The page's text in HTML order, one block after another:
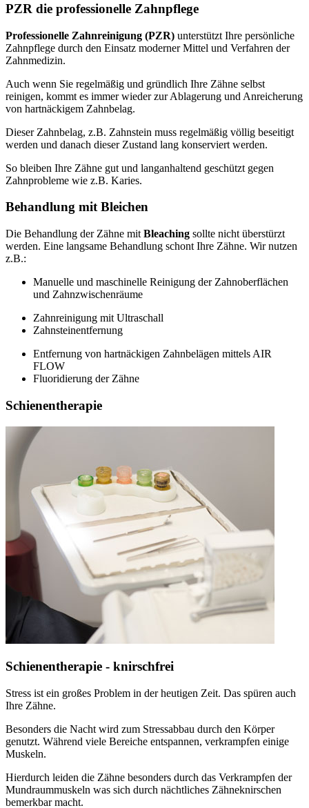
PZR die professionelle Zahnpflege
Professionelle Zahnreinigung (PZR) unterstützt Ihre persönliche
Zahnpflege durch den Einsatz moderner Mittel und Verfahren der
Zahnmedizin.
Auch wenn Sie regelmäßig und gründlich Ihre Zähne selbst
reinigen, kommt es immer wieder zur Ablagerung und Anreicherung
von hartnäckigem Zahnbelag.
Dieser Zahnbelag, z.B. Zahnstein muss regelmäßig völlig beseitigt
werden und danach dieser Zustand lang konserviert werden.
So bleiben Ihre Zähne gut und langanhaltend geschützt gegen
Zahnprobleme wie z.B. Karies.
Behandlung mit Bleichen
Die Behandlung der Zähne mit Bleaching sollte nicht überstürzt
werden. Eine langsame Behandlung schont Ihre Zähne. Wir nutzen
z.B.:
Manuelle und maschinelle Reinigung der Zahnoberflächen
und Zahnzwischenräume
Zahnreinigung mit Ultraschall
Zahnsteinentfernung
Entfernung von hartnäckigen Zahnbelägen mittels AIR
FLOW
Fluoridierung der Zähne
Schienentherapie
Schienentherapie - knirschfrei
Stress ist ein großes Problem in der heutigen Zeit. Das spüren auch
Ihre Zähne.
Besonders die Nacht wird zum Stressabbau durch den Körper
genutzt. Während viele Bereiche entspannen, verkrampfen einige
Muskeln.
Hierdurch leiden die Zähne besonders durch das Verkrampfen der
Mundraummuskeln was sich durch nächtliches Zähneknirschen
bemerkbar macht.